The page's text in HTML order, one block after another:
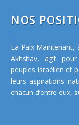
NOS
La Paix Maintenant,
Akhshav, agit
peuples israélien et
leurs aspirations
chacun d’entre eux,